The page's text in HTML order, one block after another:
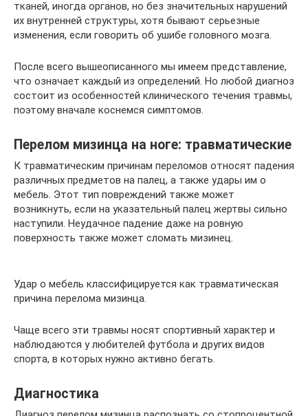
тканей, иногда органов, но без значительных нарушений
их внутренней структуры, хотя бывают серьезные
изменения, если говорить об ушибе головного мозга.
После всего вышеописанного мы имеем представление,
что означает каждый из определений. Но любой диагноз
состоит из особенностей клинического течения травмы,
поэтому вначале коснемся симптомов.
Перелом мизинца на ноге: травматические
К травматическим причинам переломов относят падения
различных предметов на палец, а также удары им о
мебель. Этот тип повреждений также может
возникнуть, если на указательный палец жертвы сильно
наступили. Неудачное падение даже на ровную
поверхность также может сломать мизинец.
Удар о мебель классифицируется как травматическая
причина перелома мизинца.
Чаще всего эти травмы носят спортивный характер и
наблюдаются у любителей футбола и других видов
спорта, в которых нужно активно бегать.
Диагностика